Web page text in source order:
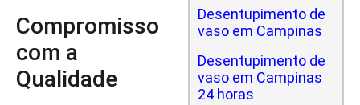
Compromisso
com a
Qualidade
Desentupimento de
vaso em Campinas
Desentupimento de
vaso em Campinas
24 horas